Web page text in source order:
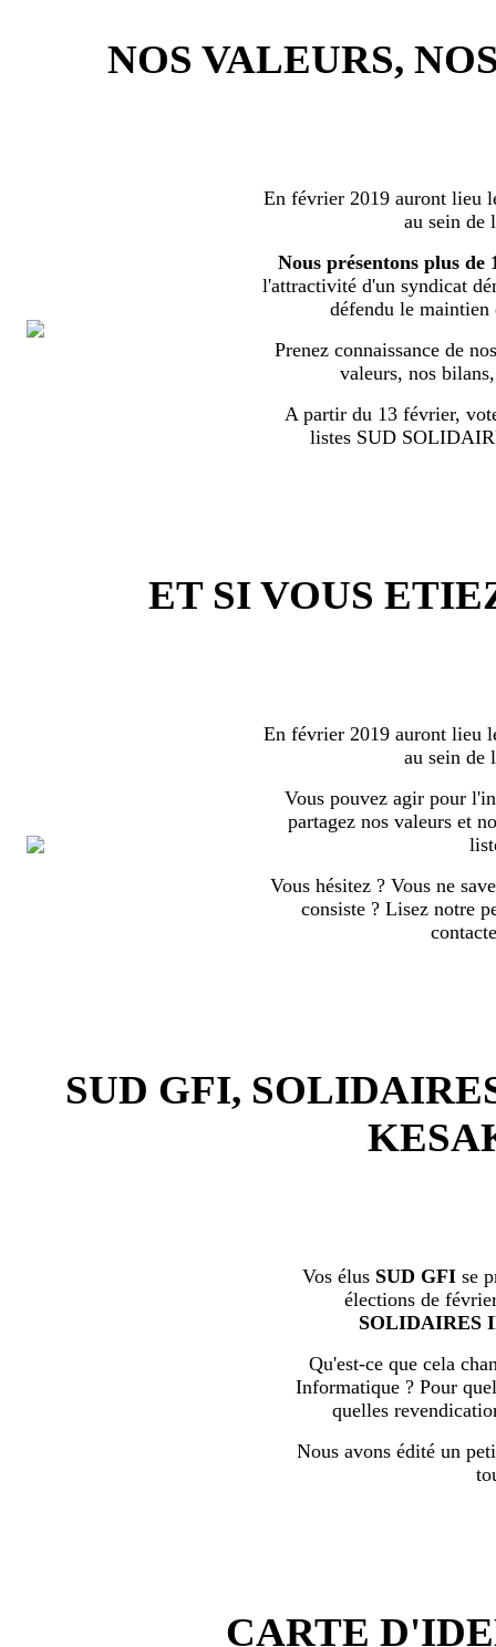
NOS VALEURS,
En février 2019 auront lieu
au sein de
Nous présentons plus de
l'attractivité d'un syndicat
défendu le maintien
Prenez connaissance de
valeurs, nos
A partir du 13 février,
listes SUD
ET SI VOUS
En février 2019 auront lieu
au sein de
Vous pouvez agir pour
partagez nos valeurs et
Vous hésitez ? Vous ne
consiste ? Lisez notre
SUD GFI,
Vos élus SUD GFI se
élections de
SOLIDAIRES
Qu'est-ce que cela
Informatique ? Pour
quelles
Nous avons édité un
CARTE